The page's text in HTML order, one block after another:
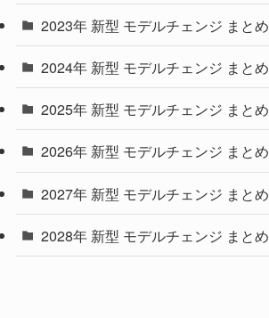
(22)
(4)
(9)
(4)
(1)
2023年 新型 モデルチェンジ まとめ
2024年 新型 モデルチェンジ まとめ
2025年 新型 モデルチェンジ まとめ
2026年 新型 モデルチェンジ まとめ
2027年 新型 モデルチェンジ まとめ
2028年 新型 モデルチェンジ まとめ